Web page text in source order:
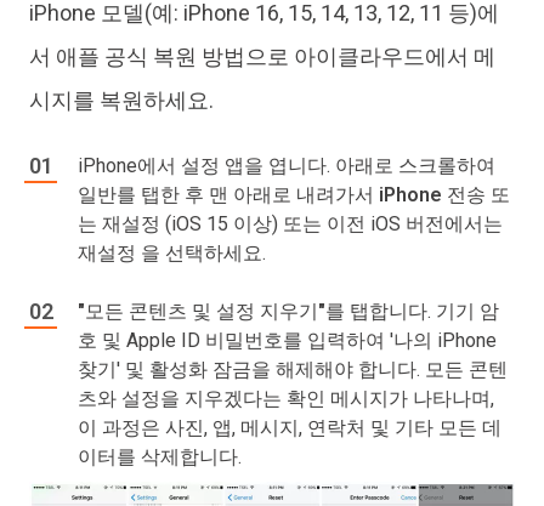
iPhone 모델(예: iPhone 16, 15, 14, 13, 12, 11 등)에
서 애플 공식 복원 방법으로 아이클라우드에서 메
시지를 복원하세요.
iPhone에서 설정 앱을 엽니다. 아래로 스크롤하여
일반를 탭한 후 맨 아래로 내려가서 iPhone 전송 또
는 재설정 (iOS 15 이상) 또는 이전 iOS 버전에서는
재설정 을 선택하세요.
"모든 콘텐츠 및 설정 지우기"를 탭합니다. 기기 암
호 및 Apple ID 비밀번호를 입력하여 '나의 iPhone
찾기' 및 활성화 잠금을 해제해야 합니다. 모든 콘텐
츠와 설정을 지우겠다는 확인 메시지가 나타나며,
이 과정은 사진, 앱, 메시지, 연락처 및 기타 모든 데
이터를 삭제합니다.